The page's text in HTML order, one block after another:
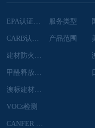
EPA认证咨询
CARB认证咨询
建材防火检测
甲醛释放量检测
澳标建材检测
VOCs检测
CANFER 认证
服务类型
产品范围